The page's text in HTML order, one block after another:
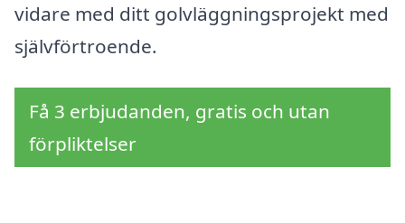
vidare med ditt golvläggningsprojekt med
självförtroende.
Få 3 erbjudanden, gratis och utan
förpliktelser